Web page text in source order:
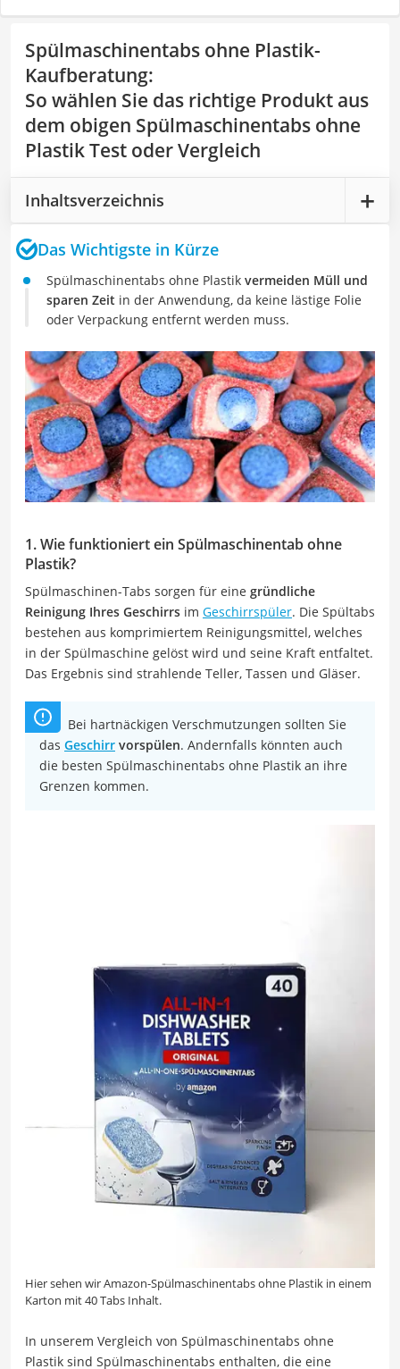
Spülmaschinentabs ohne Plastik-
Kaufberatung:
So wählen Sie das richtige Produkt aus
dem obigen Spülmaschinentabs ohne
Plastik Test oder Vergleich
Inhaltsverzeichnis
Das Wichtigste in Kürze
Spülmaschinentabs ohne Plastik vermeiden Müll und
sparen Zeit in der Anwendung, da keine lästige Folie
oder Verpackung entfernt werden muss.
1. Wie funktioniert ein Spülmaschinentab ohne
Plastik?
Spülmaschinen-Tabs sorgen für eine gründliche
Reinigung Ihres Geschirrs im Geschirrspüler. Die Spültabs
bestehen aus komprimiertem Reinigungsmittel, welches
in der Spülmaschine gelöst wird und seine Kraft entfaltet.
Das Ergebnis sind strahlende Teller, Tassen und Gläser.
Bei hartnäckigen Verschmutzungen sollten Sie
das Geschirr vorspülen. Andernfalls könnten auch
die besten Spülmaschinentabs ohne Plastik an ihre
Grenzen kommen.
Hier sehen wir Amazon-Spülmaschinentabs ohne Plastik in einem
Karton mit 40 Tabs Inhalt.
In unserem Vergleich von Spülmaschinentabs ohne
Plastik sind Spülmaschinentabs enthalten, die eine